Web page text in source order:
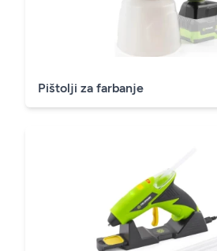
Pištolji za farbanje